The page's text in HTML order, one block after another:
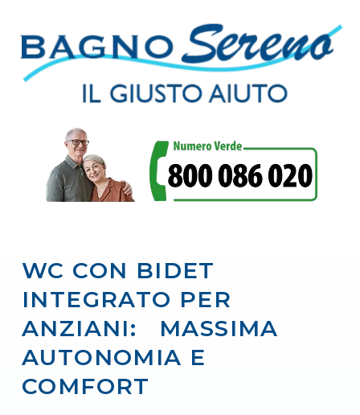
WC CON BIDET
INTEGRATO PER
ANZIANI: MASSIMA
AUTONOMIA E
COMFORT